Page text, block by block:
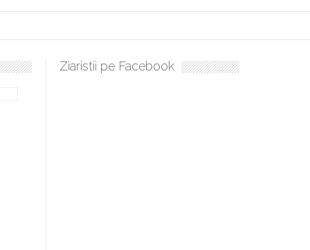
sculați, boieri mari! Sara Nukina are nevoie de ajutorul nostru!
Ziaristii pe Facebook